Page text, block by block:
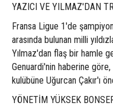
YAZICI VE YILMAZ'DAN
Fransa Ligue 1'de
arasında bulunan milli
Yılmaz'dan flaş bir hamle
Genuardi'nin haberine göre,
kulübüne Uğurcan Çakır'ı
YÖNETİM YÜKSEK